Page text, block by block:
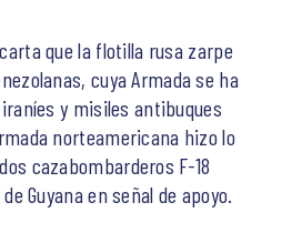
que la flotilla rusa zarpe
cuya Armada se ha
y misiles antibuques
norteamericana hizo lo
cazabombarderos F-18
Guyana en señal de apoyo.